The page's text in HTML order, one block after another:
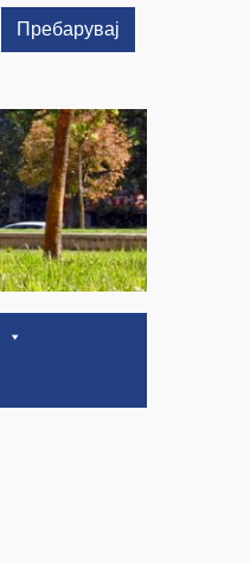
Пребарувај